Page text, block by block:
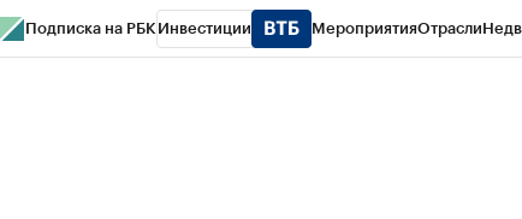
Подписка на РБК Инвестиции МероприятияОтрасли